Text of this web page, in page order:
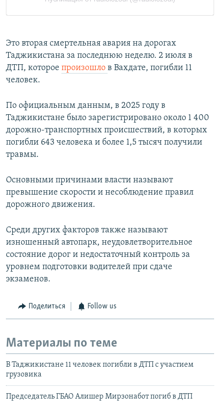
Это вторая смертельная авария на дорогах
Таджикистана за последнюю неделю. 2 июля в
ДТП, которое произошло в Вахдате, погибли 11
человек.
По официальным данным, в 2025 году в
Таджикистане было зарегистрировано около 1 400
дорожно-транспортных происшествий, в которых
погибли 643 человека и более 1,5 тысяч получили
травмы.
Основными причинами власти называют
превышение скорости и несоблюдение правил
дорожного движения.
Среди других факторов также называют
изношенный автопарк, неудовлетворительное
состояние дорог и недостаточный контроль за
уровнем подготовки водителей при сдаче
экзаменов.
Поделиться Follow us
Материалы по теме
В Таджикистане 11 человек погибли в ДТП с участием
грузовика
Председатель ГБАО Алишер Мирзонабот погиб в ДТП